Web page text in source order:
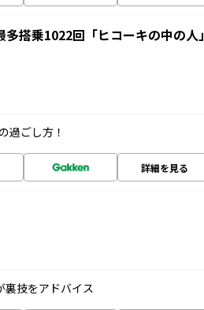
搭乗1022回「ヒコーキの中の人」
過ごし方！
詳細を見る
裏技をアドバイス